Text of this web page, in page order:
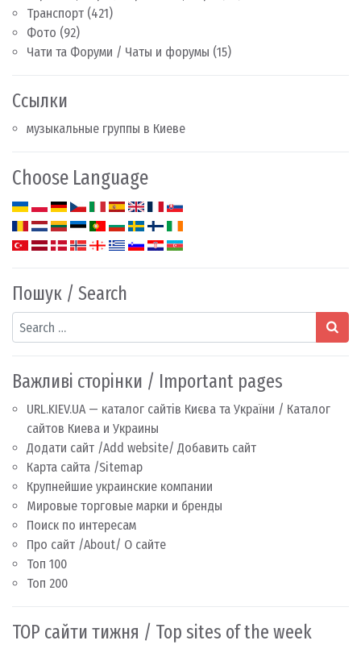
Транспорт (421)
Фото (92)
Чати та Форуми / Чаты и форумы (15)
Ссылки
музыкальные группы в Киеве
Choose Language
Пошук / Search
Search
Важливі сторінки / Important pages
URL.KIEV.UA — каталог сайтів Києва та України / Каталог
сайтов Киева и Украины
Додати сайт /Add website/ Добавить сайт
Карта сайта /Sitemap
Крупнейшие украинские компании
Мировые торговые марки и бренды
Поиск по интересам
Про сайт /About/ О сайте
Топ 100
Топ 200
TOP сайти тижня / Top sites of the week